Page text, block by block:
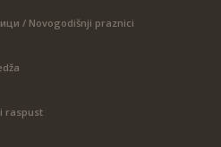
/ Novogodišnji praznici
raspust